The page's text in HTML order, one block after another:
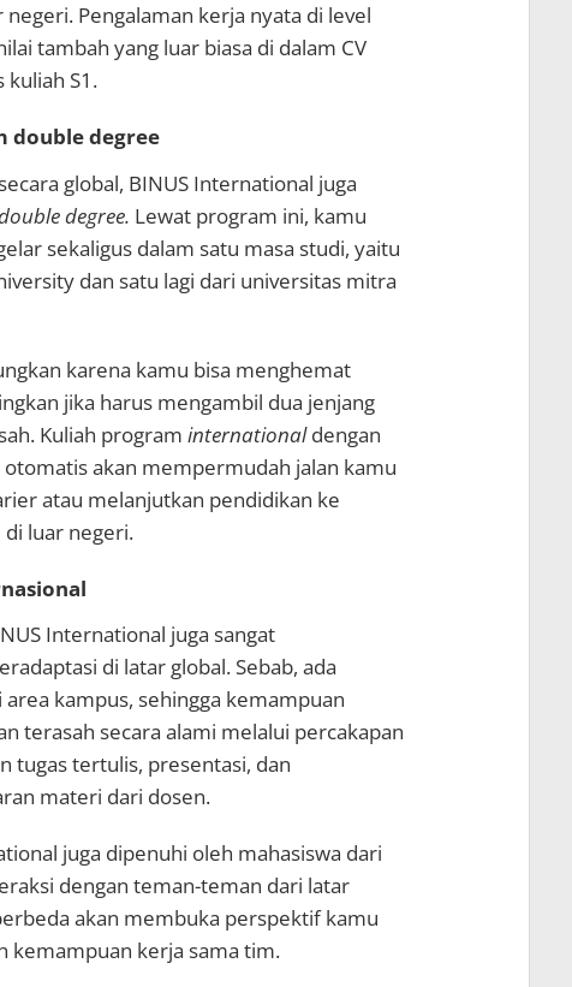
negeri. Pengalaman kerja nyata di level
tambah yang luar biasa di dalam CV
S1.
double degree
global, BINUS International juga
degree. Lewat program ini, kamu
sekaligus dalam satu masa studi, yaitu
dan satu lagi dari universitas mitra
karena kamu bisa menghemat
jika harus mengambil dua jenjang
Kuliah program internationaldengan
akan mempermudah jalan kamu
atau melanjutkan pendidikan ke
di luar negeri.
International juga sangat
di latar global. Sebab, ada
kampus, sehingga kemampuan
terasah secara alami melalui percakapan
tugas tertulis, presentasi, dan
materi dari dosen.
juga dipenuhi oleh mahasiswa dari
dengan teman-teman dari latar
akan membuka perspektif kamu
kemampuan kerja sama tim.